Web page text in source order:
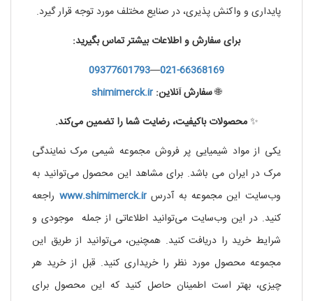
پایداری و واکنش پذیری، در صنایع مختلف مورد توجه قرار گیرد.
برای سفارش و اطلاعات بیشتر تماس بگیرید:
021-66368169
—
09377601793
🌐سفارش آنلاین: shimimerck.ir
✨محصولات باکیفیت، رضایت شما را تضمین می‌کند.
یکی از مواد شیمیایی پر فروش مجموعه شیمی مرک نمایندگی
مرک در ایران می باشد. برای مشاهد این محصول می‌توانید به
وب‌سایت این مجموعه به آدرسwww.shimimerck.ir راجعه
کنید. در این وب‌سایت می‌توانید اطلاعاتی از جمله موجودی و
شرایط خرید را دریافت کنید. همچنین، می‌توانید از طریق این
مجموعه محصول مورد نظر را خریداری کنید. قبل از خرید هر
چیزی، بهتر است اطمینان حاصل کنید که این محصول برای